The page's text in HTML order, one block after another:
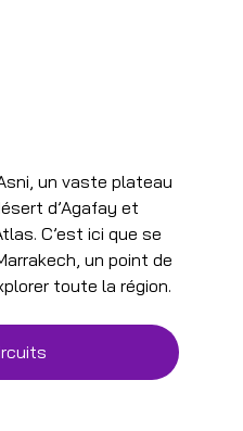
un vaste plateau
d’Agafay et
C’est ici que se
un point de
toute la région.